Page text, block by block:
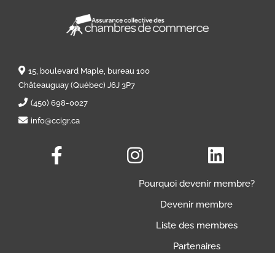
15, boulevard Maple, bureau 100
Châteauguay (Québec) J6J 3P7
(450) 698-0027
info@ccigr.ca
Pourquoi devenir membre?
Devenir membre
Liste des membres
Partenaires